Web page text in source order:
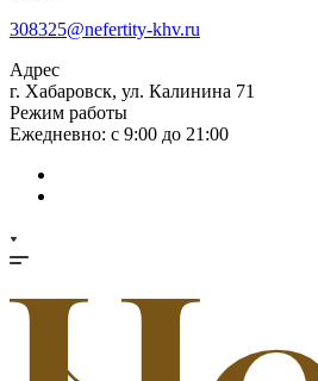
308325@nefertity-khv.ru
Адрес
г. Хабаровск, ул. Калинина 71
Режим работы
Ежедневно: с 9:00 до 21:00